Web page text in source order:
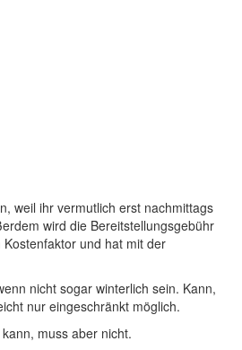
weil ihr vermutlich erst nachmittags
wird die Bereitstellungsgebühr
und hat mit der
nicht sogar winterlich sein. Kann,
nur eingeschränkt möglich.
muss aber nicht.